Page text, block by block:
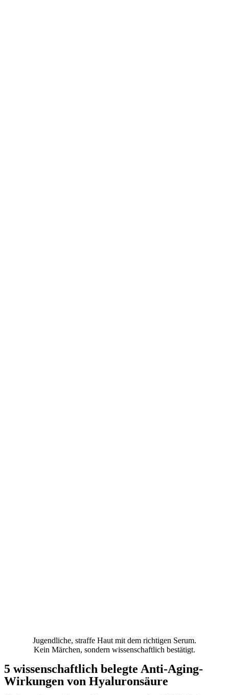
Jugendliche, straffe Haut mit dem richtigen Serum.
Kein Märchen, sondern wissenschaftlich bestätigt.
5 wissenschaftlich belegte Anti-Aging-
Wirkungen von Hyaluronsäure